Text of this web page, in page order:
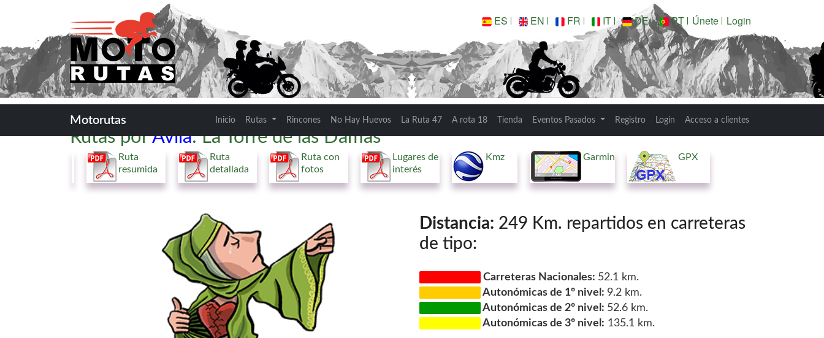
ES EN FR IT DE PT Únete Login
Motorutas Inicio Rutas Rincones No Hay Huevos La Ruta 47 A rota 18 Tienda Eventos Pasados Registro Login Acceso a clientes
Rutas porÁvila: La Torre de las Damas
Ruta
resumida
Ruta
detallada
Ruta con
fotos
Lugares de
interés
Kmz Garmin GPX
Distancia: 249 Km. repartidos en carreteras
de tipo:
Carreteras Nacionales: 52.1 km.
Autonómicas de 1º nivel: 9.2 km.
Autonómicas de 2º nivel: 52.6 km.
Autonómicas de 3º nivel: 135.1 km.